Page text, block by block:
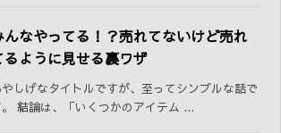
んなやってる！？売れてないけど売れ
るように見せる裏ワザ
やしげなタイトルですが、至ってシンプルな話で
。 結論は、「いくつかのアイテム ...